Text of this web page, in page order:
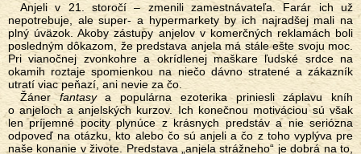
Anjeli v 21. storočí – zmenili zamestnávateľa. Farár ich už
nepotrebuje, ale super- a hypermarkety by ich najradšej mali na
plný úväzok. Akoby zástupy anjelov v komerčných reklamách boli
posledným dôkazom, že predstava anjela má stále ešte svoju moc.
Pri vianočnej zvonkohre a okrídlenej maškare ľudské srdce na
okamih roztaje spomienkou na niečo dávno stratené a zákazník
utratí viac peňazí, ani nevie za čo.
Žánerfantasya populárna ezoterika priniesli záplavu kníh
o anjeloch a anjelských kurzov. Ich konečnou motiváciou sú však
len príjemné pocity plynúce z krásnych predstáv a nie seriózna
odpoveď na otázku, kto alebo čo sú anjeli a čo z toho vyplýva pre
naše konanie v živote. Predstava „anjela strážneho“ je dobrá na to,